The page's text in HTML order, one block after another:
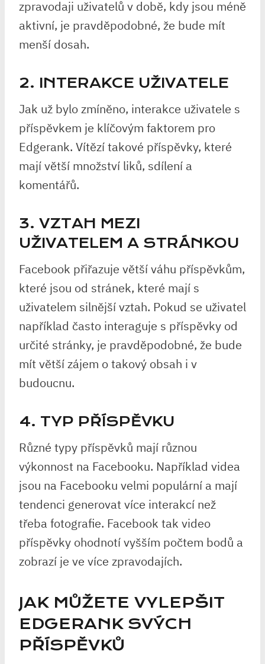
zpravodaji uživatelů v době, kdy jsou méně
aktivní, je pravděpodobné, že bude mít
menší dosah.
2. INTERAKCE UŽIVATELE
Jak už bylo zmíněno, interakce uživatele s
příspěvkem je klíčovým faktorem pro
Edgerank. Vítězí takové příspěvky, které
mají větší množství liků, sdílení a
komentářů.
3. VZTAH MEZI
UŽIVATELEM A STRÁNKOU
Facebook přiřazuje větší váhu příspěvkům,
které jsou od stránek, které mají s
uživatelem silnější vztah. Pokud se uživatel
například často interaguje s příspěvky od
určité stránky, je pravděpodobné, že bude
mít větší zájem o takový obsah i v
budoucnu.
4. TYP PŘÍSPĚVKU
Různé typy příspěvků mají různou
výkonnost na Facebooku. Například videa
jsou na Facebooku velmi populární a mají
tendenci generovat více interakcí než
třeba fotografie. Facebook tak video
příspěvky ohodnotí vyšším počtem bodů a
zobrazí je ve více zpravodajích.
JAK MŮŽETE VYLEPŠIT
EDGERANK SVÝCH
PŘÍSPĚVKŮ